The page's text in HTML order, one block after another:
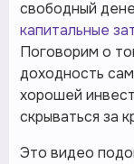
свободный
капитальные
Поговорим о
доходность
хорошей
скрываться за
Это видео